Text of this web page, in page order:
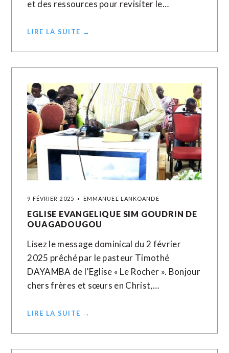
et des ressources pour revisiter le…
LIRE LA SUITE →
9 FÉVRIER 2025 EMMANUEL LANKOANDE
EGLISE EVANGELIQUE SIM GOUDRIN DE
OUAGADOUGOU
Lisez le message dominical du 2 février
2025 prêché par le pasteur Timothé
DAYAMBA de l’Eglise « Le Rocher ». Bonjour
chers frères et sœurs en Christ,…
LIRE LA SUITE →